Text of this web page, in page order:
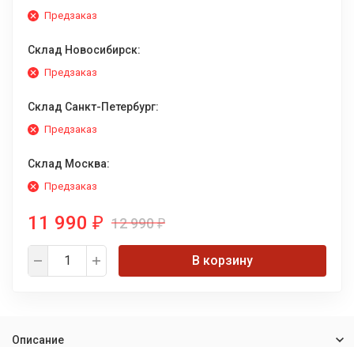
Предзаказ
Склад Новосибирск:
Предзаказ
Склад Санкт-Петербург:
Предзаказ
Склад Москва:
Предзаказ
11 990 ₽ 12 990₽
В корзину
Описание